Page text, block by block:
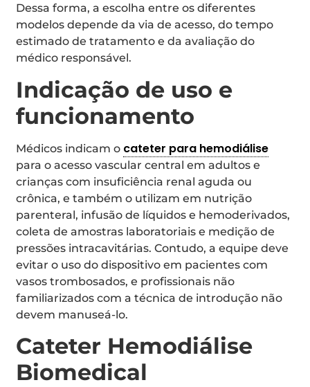
Dessa forma, a escolha entre os diferentes
modelos depende da via de acesso, do tempo
estimado de tratamento e da avaliação do
médico responsável.
Indicação de uso e
funcionamento
Médicos indicam o cateter para hemodiálise
para o acesso vascular central em adultos e
crianças com insuficiência renal aguda ou
crônica, e também o utilizam em nutrição
parenteral, infusão de líquidos e hemoderivados,
coleta de amostras laboratoriais e medição de
pressões intracavitárias. Contudo, a equipe deve
evitar o uso do dispositivo em pacientes com
vasos trombosados, e profissionais não
familiarizados com a técnica de introdução não
devem manuseá-lo.
Cateter Hemodiálise
Biomedical